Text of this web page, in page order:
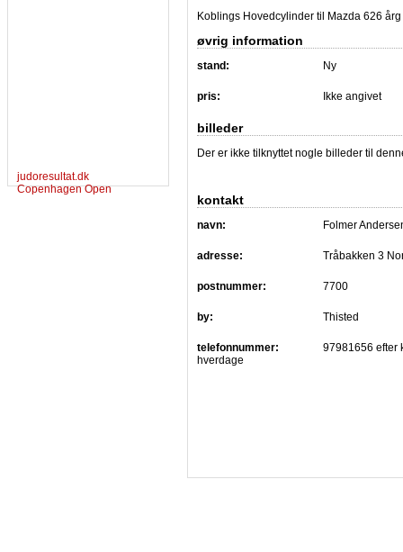
judoresultat.dk
Copenhagen Open
Koblings Hovedcylinder til Mazda 626
øvrig information
stand: Ny
pris: Ikke angivet
billeder
Der er ikke tilknyttet nogle billeder til
kontakt
navn: Folmer
adresse: Tråbakken 3
postnummer: 7700
by: Thisted
telefonnummer:
97981656 efter
hverdage